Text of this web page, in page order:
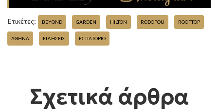
Ετικέτες: BEYOND GARDEN HILTON RODOPOU ROOFTOP
ΑΘΗΝΑ ΕΙΔΗΣΕΙΣ ΕΣΤΙΑΤΟΡΙΟ
Σχετικά άρθρα